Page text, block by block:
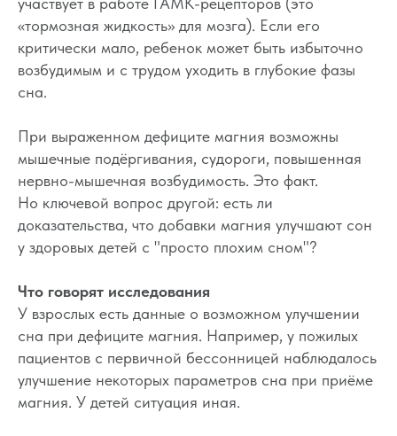
«тормозная жидкость» для мозга). Если его
критически мало, ребенок может быть избыточно
возбудимым и с трудом уходить в глубокие фазы
сна.
При выраженном дефиците магния возможны
мышечные подёргивания, судороги, повышенная
нервно-мышечная возбудимость. Это факт.
Но ключевой вопрос другой: есть ли
доказательства, что добавки магния улучшают сон
у здоровых детей с "просто плохим сном"?
Что говорят исследования
У взрослых есть данные о возможном улучшении
сна при дефиците магния. Например, у пожилых
пациентов с первичной бессонницей наблюдалось
улучшение некоторых параметров сна при приёме
магния. У детей ситуация иная.